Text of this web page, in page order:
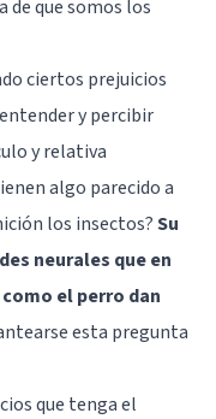
de que somos los
ciertos prejuicios
y percibir
y relativa
algo parecido a
los insectos?Su
neurales que en
el perro dan
esta pregunta
que tenga el